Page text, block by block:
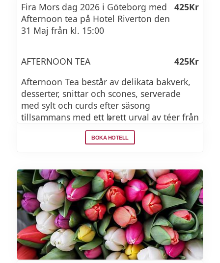
Fira Mors dag 2026 i Göteborg med
Afternoon tea på Hotel Riverton den
31 Maj från kl. 15:00
425Kr
AFTERNOON TEA
425Kr
Afternoon Tea består av delikata bakverk,
desserter, snittar och scones, serverade
med sylt och curds efter säsong
tillsammans med ett brett urval av téer från
Njut av Afternoon Tea med ett glas Ruinart
Brut Champagne.
BOKA HOTELL